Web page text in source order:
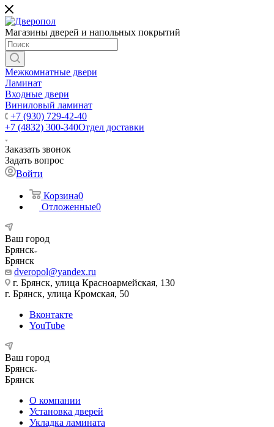
Магазины дверей и напольных покрытий
Межкомнатные двери
Ламинат
Входные двери
Виниловый ламинат
+7 (930) 729-42-40
+7 (4832) 300-340Отдел доставки
Заказать звонок
Задать вопрос
Войти
Корзина0
Отложенные0
Ваш город
Брянск
Брянск
dveropol@yandex.ru
г. Брянск, улица Красноармейская, 130
г. Брянск, улица Кромская, 50
Вконтакте
YouTube
Ваш город
Брянск
Брянск
О компании
Установка дверей
Укладка ламината